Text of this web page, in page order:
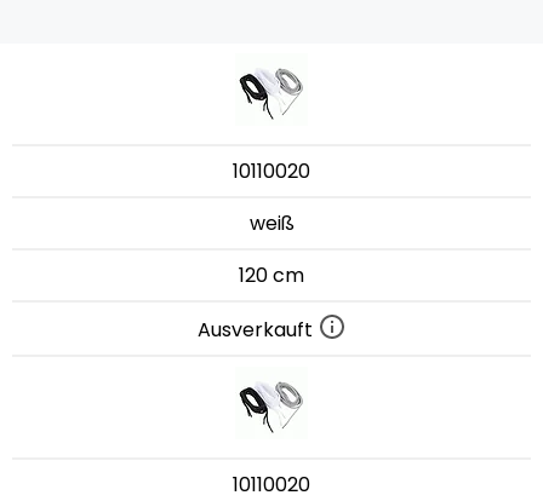
10110020
weiß
120 cm
Ausverkauft
10110020